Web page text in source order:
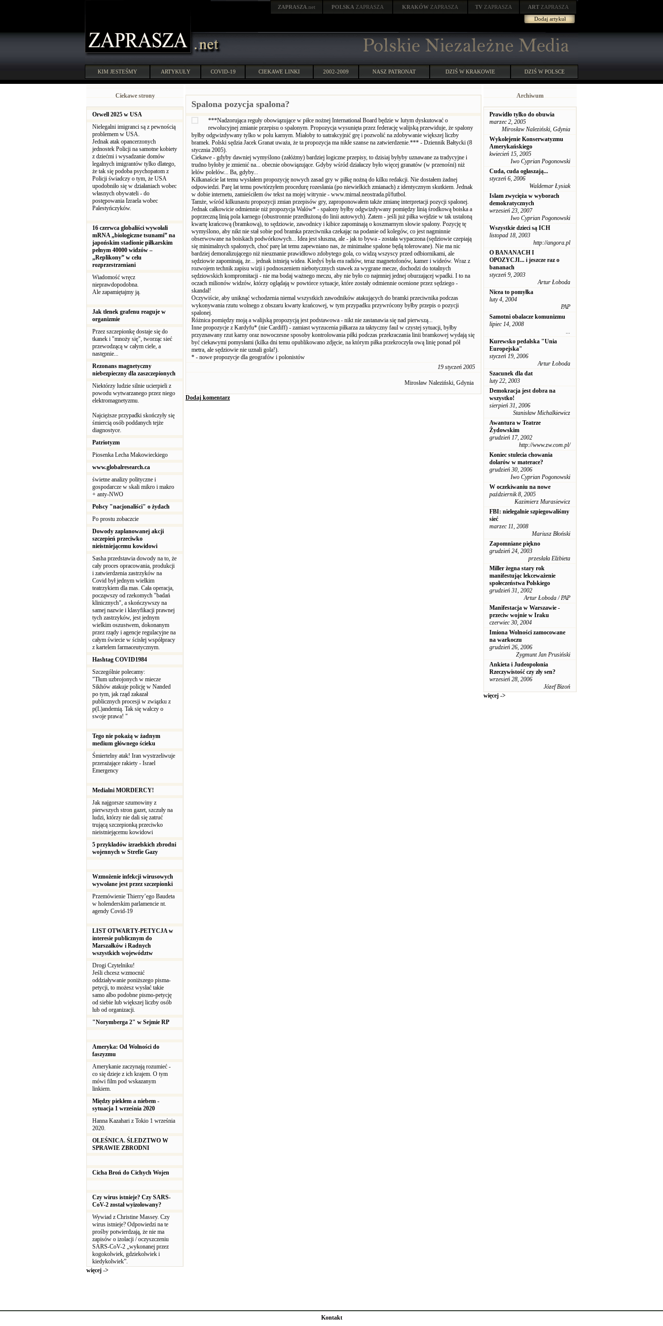
ZAPRASZA .net POLSKA ZAPRASZA KRAKÓW ZAPRASZA TV ZAPRASZA ART ZAPRASZA
Dodaj artykuł
KIM JESTEŚMY ARTYKUŁY COVID-19 CIEKAWE LINKI 2002-2009 NASZ PATRONAT DZIŚ W KRAKOWIE DZIŚ W POLSCE
Ciekawe strony
Orwell 2025 w USA
Nielegalni imigranci są z pewnością
problemem w USA.
Jednak atak opancerzonych
jednostek Policji na samotne kobiety
z dziećmi i wysadzanie domów
legalnych imigrantów tylko dlatego,
że tak się podoba psychopatom z
Policji świadczy o tym, że USA
upodobniło się w działaniach wobec
własnych obywateli - do
postępowania Izraela wobec
Palestyńczyków.
16 czerwca globaliści wywołali
mRNA „biologiczne tsunami” na
japońskim stadionie piłkarskim
pełnym 40000 widzów –
„Replikony” w celu
rozprzestrzeniani
Wiadomość wręcz
nieprawdopodobna.
Ale zapamiętajmy ją.
Jak tlenek grafenu reaguje w
organizmie
Przez szczepionkę dostaje się do
tkanek i "mnoży się", tworząc sieć
przewodzącą w całym ciele, a
następnie...
Rezonans magnetyczny
niebezpieczny dla zaszczepionych
Niektórzy ludzie silnie ucierpieli z
powodu wytwarzanego przez niego
elektromagnetyzmu.
Najcięższe przypadki skończyły się
śmiercią osób poddanych tejże
diagnostyce.
Patriotyzm
Piosenka Lecha Makowieckiego
www.globalresearch.ca
świetne analizy polityczne i
gospodarcze w skali mikro i makro
+ anty-NWO
Polscy "nacjonaliści" o żydach
Po prostu zobaczcie
Dowody zaplanowanej akcji
szczepień przeciwko
nieistniejącemu kowidowi
Sasha przedstawia dowody na to, że
cały proces opracowania, produkcji
i zatwierdzenia zastrzyków na
Covid był jednym wielkim
teatrzykiem dla mas. Cała operacja,
począwszy od rzekomych "badań
klinicznych", a skończywszy na
samej nazwie i klasyfikacji prawnej
tych zastrzyków, jest jednym
wielkim oszustwem, dokonanym
przez rządy i agencje regulacyjne na
całym świecie w ścisłej współpracy
z kartelem farmaceutycznym.
Hashtag COVID1984
Szczególnie polecamy:
"Tłum uzbrojonych w miecze
Sikhów atakuje policję w Nanded
po tym, jak rząd zakazał
publicznych procesji w związku z
p(L)andemią. Tak się walczy o
swoje prawa! "
Tego nie pokażą w żadnym
medium głównego ścieku
Śmiertelny atak! Iran wystrzeliwuje
przerażające rakiety - Israel
Emergency
Medialni MORDERCY!
Jak najgorsze szumowiny z
pierwszych stron gazet, szczuły na
ludzi, którzy nie dali się zatruć
trującą szczepionką przeciwko
nieistniejącemu kowidowi
5 przykładów izraelskich zbrodni
wojennych w Strefie Gazy
Wzmożenie infekcji wirusowych
wywołane jest przez szczepionki
Przemówienie Thierry’ego Baudeta
w holenderskim parlamencie nt.
agendy Covid-19
LIST OTWARTY-PETYCJA w
interesie publicznym do
Marszałków i Radnych
wszystkich województw
Drogi Czytelniku!
Jeśli chcesz wzmocnić
oddziaływanie poniższego pisma-
petycji, to możesz wysłać takie
samo albo podobne pismo-petycję
od siebie lub większej liczby osób
lub od organizacji.
"Norymberga 2" w Sejmie RP
Ameryka: Od Wolności do
faszyzmu
Amerykanie zaczynają rozumieć -
co się dzieje z ich krajem. O tym
mówi film pod wskazanym
linkiem.
Między piekłem a niebem -
sytuacja 1 września 2020
Hanna Kazahari z Tokio 1 września
2020.
OLEŚNICA. ŚLEDZTWO W
SPRAWIE ZBRODNI
Cicha Broń do Cichych Wojen
Czy wirus istnieje? Czy SARS-
CoV-2 został wyizolowany?
Wywiad z Christine Massey. Czy
wirus istnieje? Odpowiedzi na te
prośby potwierdzają, że nie ma
zapisów o izolacji / oczyszczeniu
SARS-CoV-2 „wykonanej przez
kogokolwiek, gdziekolwiek i
kiedykolwiek”.
więcej ->
Spalona pozycja spalona?
***Nadzorująca reguły obowiązujące w piłce nożnej International Board będzie w lutym dyskutować o
rewolucyjnej zmianie przepisu o spalonym. Propozycja wysunięta przez federację walijską przewiduje, że spalony
byłby odgwizdywany tylko w polu karnym. Miałoby to uatrakcyjnić grę i pozwolić na zdobywanie większej liczby
bramek. Polski sędzia Jacek Granat uważa, że ta propozycja ma nikłe szanse na zatwierdzenie.*** - Dziennik Bałtycki (8
stycznia 2005).
Ciekawe - gdyby dawniej wymyślono (załóżmy) bardziej logiczne przepisy, to dzisiaj byłyby uznawane za tradycyjne i
trudno byłoby je zmienić na... obecnie obowiązujące. Gdyby wśród działaczy było więcej granatów (w przenośni) niż
lelów polelów... Ba, gdyby...
Kilkanaście lat temu wysłałem propozycję nowych zasad gry w piłkę nożną do kilku redakcji. Nie dostałem żadnej
odpowiedzi. Parę lat temu powtórzyłem procedurę rozesłania (po niewielkich zmianach) z identycznym skutkiem. Jednak
w dobie internetu, zamieściłem ów tekst na mojej witrynie - www.mirnal.neostrada.pl/futbol.
Tamże, wśród kilkunastu propozycji zmian przepisów gry, zaproponowałem także zmianę interpretacji pozycji spalonej.
Jednak całkowicie odmiennie niż propozycja Walów* - spalony byłby odgwizdywany pomiędzy linią środkową boiska a
poprzeczną linią pola karnego (obustronnie przedłużoną do linii autowych). Zatem - jeśli już piłka wejdzie w tak ustaloną
kwartę krańcową (bramkową), to sędziowie, zawodnicy i kibice zapominają o koszmarnym słowie spalony. Pozycję tę
wymyślono, aby nikt nie stał sobie pod bramka przeciwnika czekając na podanie od kolegów, co jest nagminnie
obserwowane na boiskach podwórkowych... Idea jest słuszna, ale - jak to bywa - została wypaczona (sędziowie czepiają
się minimalnych spalonych, choć parę lat temu zapewniano nas, że minimalne spalone będą tolerowane). Nie ma nic
bardziej demoralizującego niż nieuznanie prawidłowo zdobytego gola, co widzą wszyscy przed odbiornikami, ale
sędziowie zapominają, że... jednak istnieją widea. Kiedyś była era radiów, teraz magnetofonów, kamer i wideów. Wraz z
rozwojem technik zapisu wizji i podnoszeniem niebotycznych stawek za wygrane mecze, dochodzi do totalnych
sędziowskich kompromitacji - nie ma bodaj ważnego meczu, aby nie było co najmniej jednej oburzającej wpadki. I to na
oczach milionów widzów, którzy oglądają w powtórce sytuacje, które zostały odmiennie ocenione przez sędziego -
skandal!
Oczywiście, aby uniknąć wchodzenia niemal wszystkich zawodników atakujących do bramki przeciwnika podczas
wykonywania rzutu wolnego z obszaru kwarty krańcowej, w tym przypadku przywrócony byłby przepis o pozycji
spalonej.
Różnica pomiędzy moją a walijską propozycją jest podstawowa - nikt nie zastanawia się nad pierwszą...
Inne propozycje z Kardyfu* (nie Cardiff) - zamiast wyrzucenia piłkarza za taktyczny faul w czystej sytuacji, byłby
przyznawany rzut karny oraz nowoczesne sposoby kontrolowania piłki podczas przekraczania linii bramkowej wydają się
być ciekawymi pomysłami (kilka dni temu opublikowano zdjęcie, na którym piłka przekroczyła ową linię ponad pół
metra, ale sędziowie nie uznali gola!).
* - nowe propozycje dla geografów i polonistów
19 styczeń 2005
Mirosław Naleziński, Gdynia
Dodaj komentarz
Archiwum
Prawidło tylko do obuwia
marzec 2, 2005
Mirosław Naleziński, Gdynia
Wykolejenie Konserwatyzmu
Amerykańskiego
kwiecień 15, 2005
Iwo Cyprian Pogonowski
Cuda, cuda ogłaszają...
styczeń 6, 2006
Waldemar Łysiak
Islam zwycięża w wyborach
demokratycznych
wrzesień 23, 2007
Iwo Cyprian Pogonowski
Wszystkie dzieci są ICH
listopad 18, 2003
http://angora.pl
O BANANACH I
OPOZYCJI... i jeszcze raz o
bananach
styczeń 9, 2003
Artur Łoboda
Nicea to pomyłka
luty 4, 2004
PAP
Samotni obalacze komunizmu
lipiec 14, 2008
...
Kurewsko pedalska "Unia
Europejska"
styczeń 19, 2006
Artur Łoboda
Szacunek dla dat
luty 22, 2003
Demokracja jest dobra na
wszystko!
sierpień 31, 2006
Stanisław Michalkiewicz
Awantura w Teatrze
Żydowskim
grudzień 17, 2002
http://www.zw.com.pl/
Koniec stulecia chowania
dolarów w materace?
grudzień 30, 2006
Iwo Cyprian Pogonowski
W oczekiwaniu na nowe
październik 8, 2005
Kazimierz Murasiewicz
FBI: nielegalnie szpiegowaliśmy
sieć
marzec 11, 2008
Mariusz Błoński
Zapomniane piękno
grudzień 24, 2003
przesłała Elżbieta
Miller żegna stary rok
manifestując lekceważenie
społeczeństwa Polskiego
grudzień 31, 2002
Artur Łoboda / PAP
Manifestacja w Warszawie -
przeciw wojnie w Iraku
czerwiec 30, 2004
Imiona Wolności zamocowane
na warkoczu
grudzień 26, 2006
Zygmunt Jan Prusiński
Ankieta i Judeopolonia
Rzeczywistość czy zły sen?
wrzesień 28, 2006
Józef Bizoń
więcej ->
Kontakt